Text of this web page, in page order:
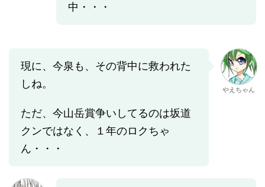
中・・・
現に、今泉も、その背中に救われた
しね。
ただ、今山岳賞争いしてるのは坂道
クンではなく、１年のロクちゃ
ん・・・
やえちゃん